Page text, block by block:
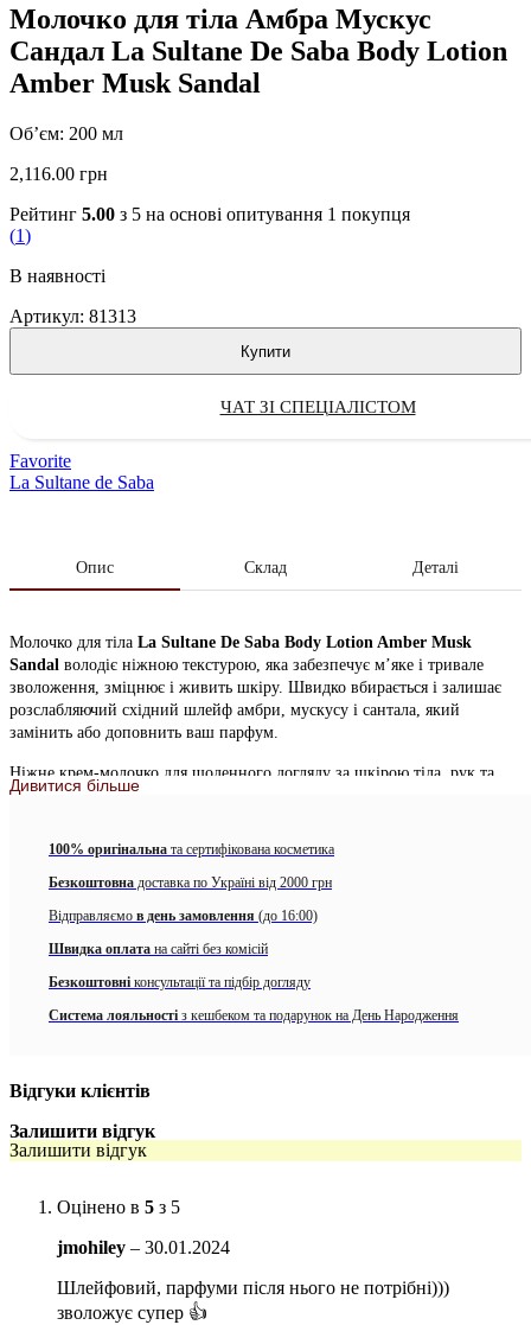
Молочко для тіла Амбра Мускус
Сандал La Sultane De Saba Body Lotion
Amber Musk Sandal
Об’єм: 200 мл
2,116.00 грн
Рейтинг 5.00 з 5 на основі опитування 1 покупця
(1)
В наявності
Артикул: 81313
Купити
ЧАТ ЗІ СПЕЦІАЛІСТОМ
Favorite
La Sultane de Saba
Опис Склад Деталі
Молочко для тіла La Sultane De Saba Body Lotion Amber Musk
Sandal володіє ніжною текстурою, яка забезпечує м’яке і тривале
зволоження, зміцнює і живить шкіру. Швидко вбирається і залишає
розслабляючий східний шлейф амбри, мускусу і сантала, який
замінить або доповнить ваш парфум.
Ніжне крем-молочко для щоденного догляду за шкірою тіла, рук та
ніг. Рекомендоване для усіх типів шкіри для ретельного
ши, солодкого мигдалю та кокосового молока усуває дискомфорт,
викликаний сухістю, свербіж та лущення. Пом’якшує та інтенсивно
доглядає за шорсткими та особливо проблемними ділянками тіла.
Стане чудовим завершенням догляду після процедури очищення. Має
фініш та гладкість.
Аромат унісекс, підходить як для жінок, так і для чоловіків. Закріпити
аромат і посилити живильний ефект дозволить тверде масло каріте
Особливості:
Переносить тіло у світ східної насолоди.
Натуральні компоненти у складі засобу володіють
Формула для тіла зміцнює та вітамінізує клітини, підвищує
вироблення колагену та еластину.
Молочко виконує відразу кілька функцій: живить, зволожує,
пом’якшує шкіру та омолоджує.
Дивитися більше
100% оригінальна та сертифікована косметика
Безкоштовна доставка по Україні від 2000 грн
Відправляємо в день замовлення (до 16:00)
Швидка оплата на сайті без комісій
Безкоштовні консультації та підбір догляду
Система лояльності з кешбеком та подарунок на День Народження
Відгуки клієнтів
Залишити відгук
Залишити відгук
Оцінено в 5 з 5
jmohiley – 30.01.2024
Шлейфовий, парфуми після нього не потрібні)))
зволожує супер 👍